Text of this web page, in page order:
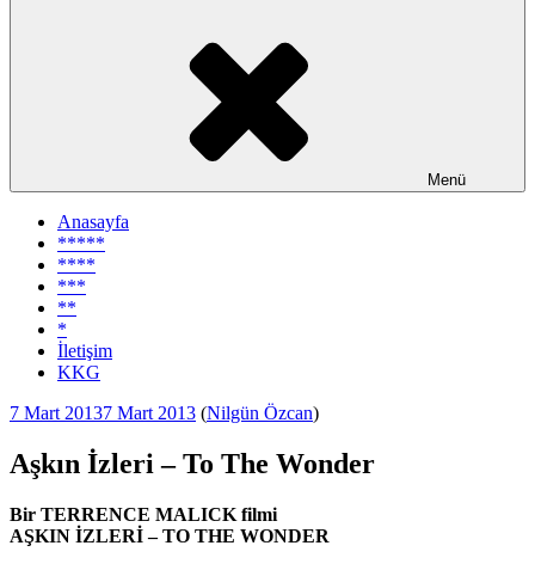
Menü
Anasayfa
*****
****
***
**
*
İletişim
KKG
Yayım
7 Mart 20137 Mart 2013 (Nilgün Özcan)
Aşkın İzleri – To The Wonder
Bir TERRENCE MALICK filmi
AŞKIN İZLERİ – TO THE WONDER